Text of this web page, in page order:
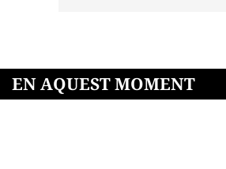
EN AQUEST MOMENT